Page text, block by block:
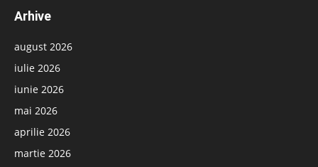
Arhive
august 2026
iulie 2026
iunie 2026
mai 2026
aprilie 2026
martie 2026